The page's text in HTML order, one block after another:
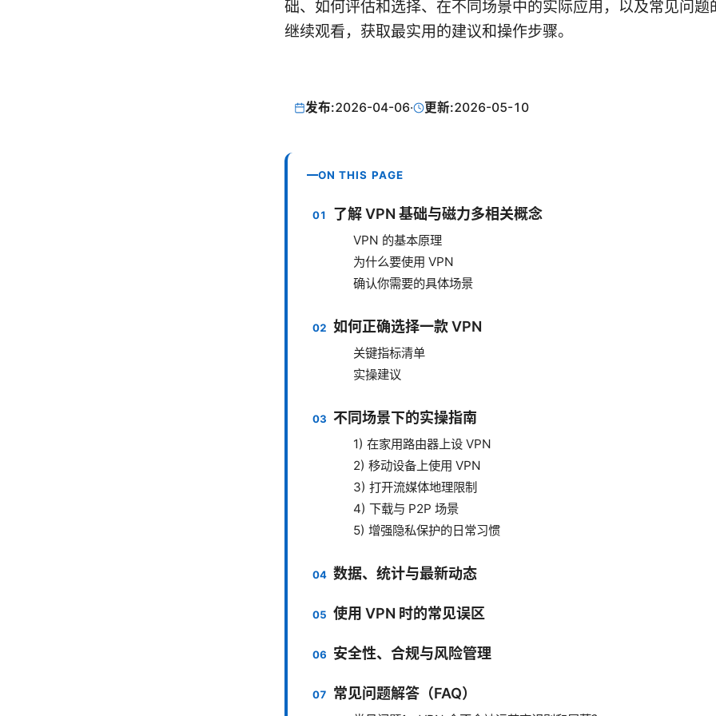
础、如何评估和选择、在不同场景中的实际应用，以及常见问题
继续观看，获取最实用的建议和操作步骤。
发布:2026-04-06· 更新:2026-05-10
ON THIS PAGE
了解 VPN 基础与磁力多相关概念
VPN 的基本原理
为什么要使用 VPN
确认你需要的具体场景
如何正确选择一款 VPN
关键指标清单
实操建议
不同场景下的实操指南
1) 在家用路由器上设 VPN
2) 移动设备上使用 VPN
3) 打开流媒体地理限制
4) 下载与 P2P 场景
5) 增强隐私保护的日常习惯
数据、统计与最新动态
使用 VPN 时的常见误区
安全性、合规与风险管理
常见问题解答（FAQ）